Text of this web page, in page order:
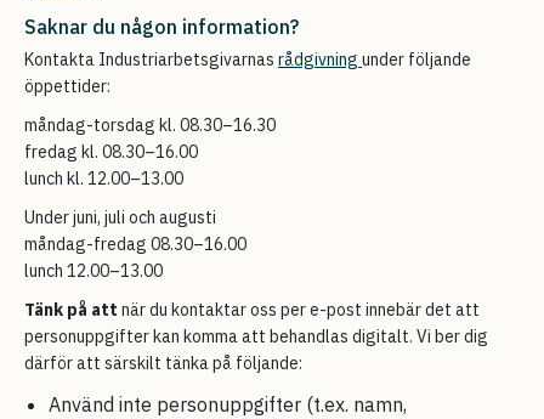
Saknar du någon information?
Kontakta Industriarbetsgivarnas rådgivning under följande
öppettider:
måndag-torsdag kl. 08.30–16.30
fredag kl. 08.30–16.00
lunch kl. 12.00–13.00
Under juni, juli och augusti
måndag-fredag 08.30–16.00
lunch 12.00–13.00
Tänk på att när du kontaktar oss per e-post innebär det att
personuppgifter kan komma att behandlas digitalt. Vi ber dig
därför att särskilt tänka på följande:
Använd inte personuppgifter (t.ex. namn,